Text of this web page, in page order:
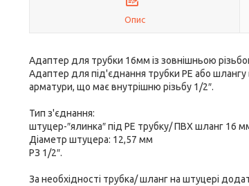
Опис
Адаптер для трубки 16мм із зовнішньою
Адаптер для під'єднання трубки РЕ або
арматури, що має внутрішню різьбу 1/2″.
Тип з'єднання:
штуцер-″ялинка″ під РЕ трубку/ ПВХ шланг 16
Діаметр штуцера: 12,57 мм
РЗ 1/2″.
За необхідності трубка/ шланг на штуцері